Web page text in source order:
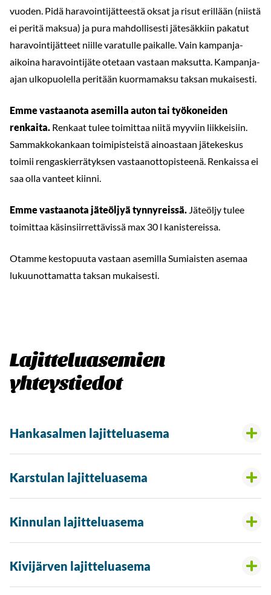
vuoden. Pidä haravointijätteestä oksat ja risut erillään (niistä
ei peritä maksua) ja pura mahdollisesti jätesäkkiin pakatut
haravointijätteet niille varatulle paikalle. Vain kampanja-
aikoina haravointijäte otetaan vastaan maksutta. Kampanja-
ajan ulkopuolella peritään kuormamaksu taksan mukaisesti.
Emme vastaanota asemilla auton tai työkoneiden
renkaita. Renkaat tulee toimittaa niitä myyviin liikkeisiin.
Sammakkokankaan toimipisteistä ainoastaan jätekeskus
toimii rengaskierrätyksen vastaanottopisteenä. Renkaissa ei
saa olla vanteet kiinni.
Emme vastaanota jäteöljyä tynnyreissä. Jäteöljy tulee
toimittaa käsinsiirrettävissä max 30 l kanistereissa.
Otamme kestopuuta vastaan asemilla Sumiaisten asemaa
lukuunottamatta taksan mukaisesti.
Lajitteluasemien
yhteystiedot
Hankasalmen lajitteluasema
Karstulan lajitteluasema
Kinnulan lajitteluasema
Kivijärven lajitteluasema